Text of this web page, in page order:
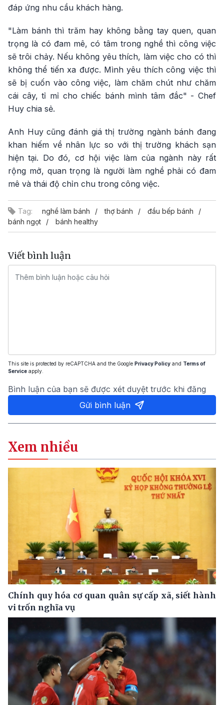
đáp ứng nhu cầu khách hàng.
"Làm bánh thì trăm hay không bằng tay quen, quan
trọng là có đam mê, có tâm trong nghề thì công việc
sẽ trôi chảy. Nếu không yêu thích, làm việc cho có thì
không thể tiến xa được. Mình yêu thích công việc thì
sẽ bị cuốn vào công việc, làm chăm chút như chăm
cái cây, tỉ mỉ cho chiếc bánh mình tâm đắc" - Chef
Huy chia sẻ.
Anh Huy cũng đánh giá thị trường ngành bánh đang
khan hiếm về nhân lực so với thị trường khách sạn
hiện tại. Do đó, cơ hội việc làm của ngành này rất
rộng mở, quan trọng là người làm nghề phải có đam
mê và thái độ chỉn chu trong công việc.
Tag: nghề làm bánh thợ bánh
đầu bếp bánh
bánh ngọt
bánh healthy
Viết bình luận
This site is protected by reCAPTCHA and the Google Privacy Policy and Terms of
Service apply.
Bình luận của bạn sẽ được xét duyệt trước khi đăng
Gửi bình luận
Xem nhiều
Chính quy hóa cơ quan quân sự cấp xã, siết hành
vi trốn nghĩa vụ